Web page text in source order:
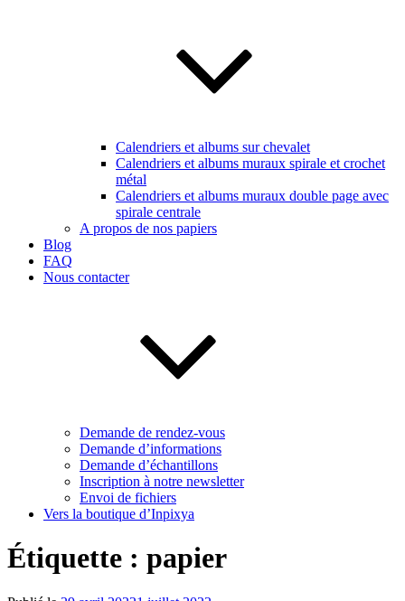
Calendriers et albums sur chevalet
Calendriers et albums muraux spirale et crochet
métal
Calendriers et albums muraux double page avec
spirale centrale
A propos de nos papiers
Blog
FAQ
Nous contacter
Demande de rendez-vous
Demande d’informations
Demande d’échantillons
Inscription à notre newsletter
Envoi de fichiers
Vers la boutique d’Inpixya
Étiquette : papier